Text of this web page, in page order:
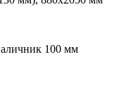
100 мм